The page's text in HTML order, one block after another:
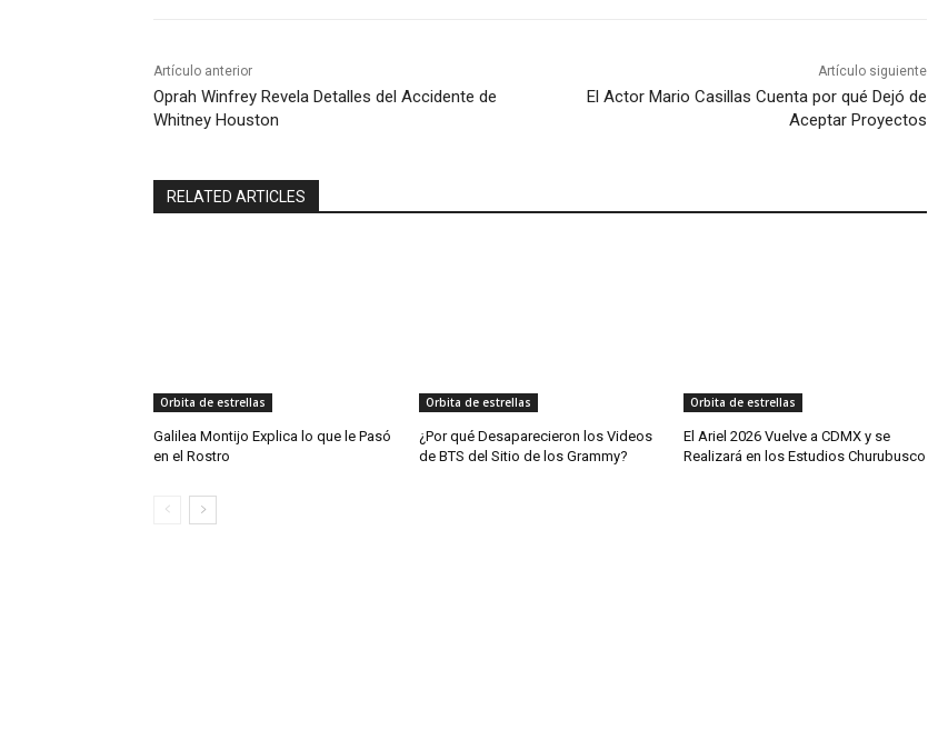
Artículo anterior
Oprah Winfrey Revela Detalles del Accidente de
Whitney Houston
Artículo siguiente
El Actor Mario Casillas Cuenta por qué Dejó de
Aceptar Proyectos
RELATED ARTICLES
Orbita de estrellas
Galilea Montijo Explica lo que le Pasó
en el Rostro
Orbita de estrellas
¿Por qué Desaparecieron los Videos
de BTS del Sitio de los Grammy?
Orbita de estrellas
El Ariel 2026 Vuelve a CDMX y se
Realizará en los Estudios Churubusco